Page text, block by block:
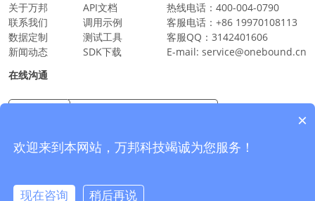
关于万邦
联系我们
数据定制
新闻动态
API文档
调用示例
测试工具
SDK下载
热线电话： 400-004-0790
客服电话： +86 19970108113
客服QQ： 3142401606
E-mail: service@onebound.cn
在线沟通
×
欢迎来到本网站，万邦科技竭诚为您服务！
现在咨询 稍后再说